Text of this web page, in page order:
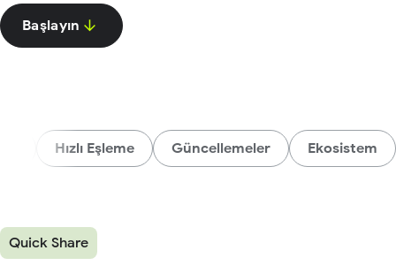
Başlayın
Hızlı Eşleme Güncellemeler Ekosistem
Quick Share